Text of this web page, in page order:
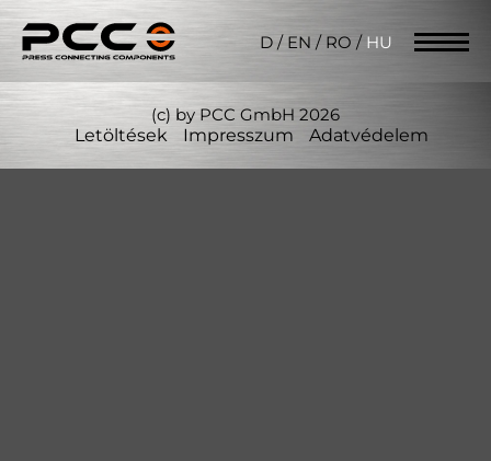
D / EN / RO / HU
(c) by PCC GmbH 2026
Letöltések
Impresszum Adatvédelem